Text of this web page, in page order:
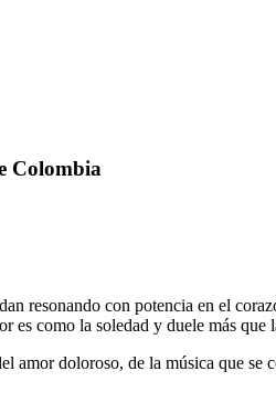
Colombia
resonando con potencia en el
es como la soledad y duele más que
amor doloroso, de la música que